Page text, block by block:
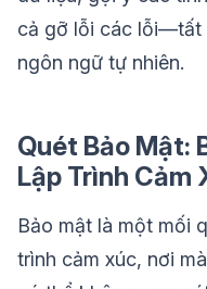
cả gỡ lỗi các lỗi—tất
ngôn ngữ tự nhiên.
Quét Bảo Mật:
Lập Trình Cảm
Bảo mật là một mối
trình cảm xúc, nơi